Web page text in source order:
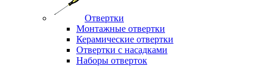
Отвертки
Монтажные отвертки
Керамические отвертки
Отвертки с насадками
Наборы отверток